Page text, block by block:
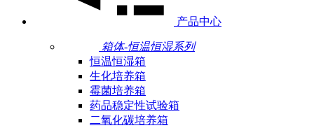
产品中心
箱体-恒温恒湿系列
恒温恒湿箱
生化培养箱
霉菌培养箱
药品稳定性试验箱
二氧化碳培养箱